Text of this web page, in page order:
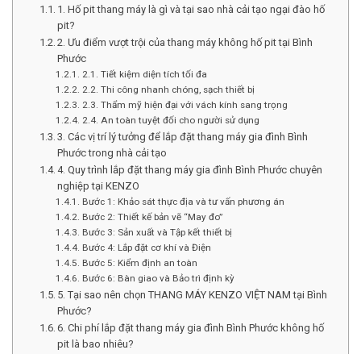
1. Hố pit thang máy là gì và tại sao nhà cải tạo ngại đào hố
pit?
2. Ưu điểm vượt trội của thang máy không hố pit tại Bình
Phước
2.1. Tiết kiệm diện tích tối đa
2.2. Thi công nhanh chóng, sạch thiết bị
2.3. Thẩm mỹ hiện đại với vách kính sang trọng
2.4. An toàn tuyệt đối cho người sử dụng
3. Các vị trí lý tưởng để lắp đặt thang máy gia đình Bình
Phước trong nhà cải tạo
4. Quy trình lắp đặt thang máy gia đình Bình Phước chuyên
nghiệp tại KENZO
Bước 1: Khảo sát thực địa và tư vấn phương án
Bước 2: Thiết kế bản vẽ “May đo”
Bước 3: Sản xuất và Tập kết thiết bị
Bước 4: Lắp đặt cơ khí và Điện
Bước 5: Kiểm định an toàn
Bước 6: Bàn giao và Bảo trì định kỳ
5. Tại sao nên chọn THANG MÁY KENZO VIỆT NAM tại Bình
Phước?
6. Chi phí lắp đặt thang máy gia đình Bình Phước không hố
pit là bao nhiêu?